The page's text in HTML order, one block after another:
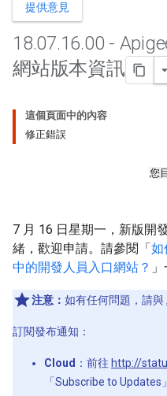
提供意見
18.07.16.00 -
網站版本資訊
這個頁面中的內容
修正錯誤
您
7 月 16 日星期一，新版開
緒，歡迎申請。請參閱「如
中的開發人員入口網站？
注意： 如有任何問題，請與
訂閱發布通知：
Cloud ：前往 http://
「Subscribe to Updates